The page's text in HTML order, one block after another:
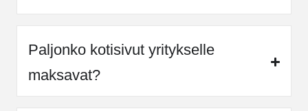
Paljonko kotisivut yritykselle
maksavat?